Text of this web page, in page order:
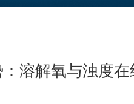
溶解氧与浊度